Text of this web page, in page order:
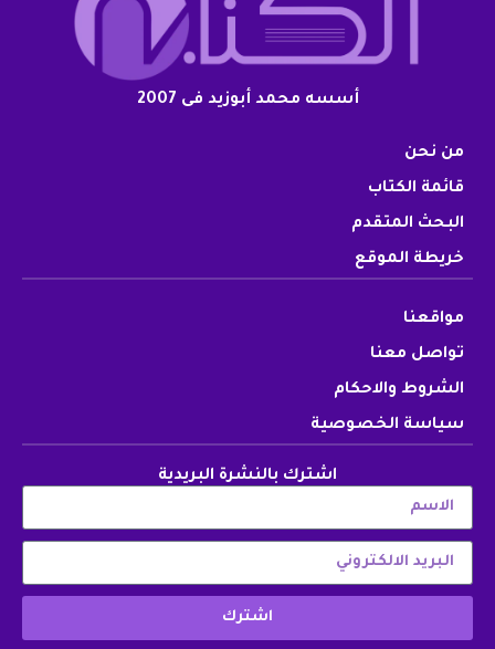
أسسه محمد أبوزيد فى 2007
من نحن
قائمة الكتاب
البحث المتقدم
خريطة الموقع
مواقعنا
تواصل معنا
الشروط والاحكام
سياسة الخصوصية
اشترك بالنشرة البريدية
اشترك